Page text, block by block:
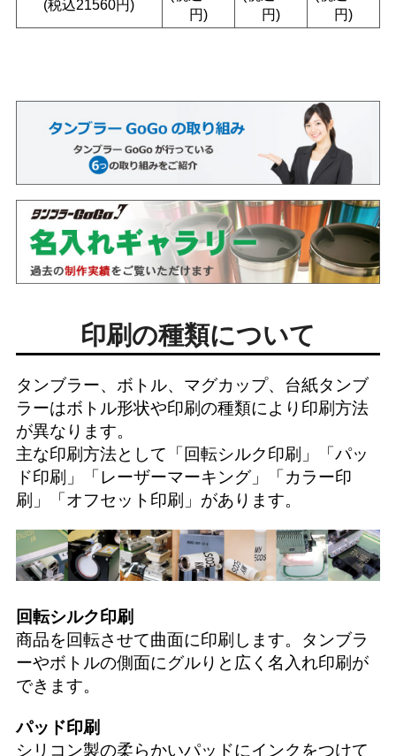
(税込21560円)
円)
円)
円)
印刷の種類について
タンブラー、ボトル、マグカップ、台紙タンブ
ラーはボトル形状や印刷の種類により印刷方法
が異なります。
主な印刷方法として「回転シルク印刷 」「パッ
ド印刷 」「 レーザーマーキング」「カラー印
刷 」「オフセット印刷 」があります。
回転シルク印刷
商品を回転させて曲面に印刷します。タンブラ
ーやボトルの側面にグルりと広く名入れ印刷が
できます。
パッド印刷
シリコン製の柔らかいパッドにインクをつけて